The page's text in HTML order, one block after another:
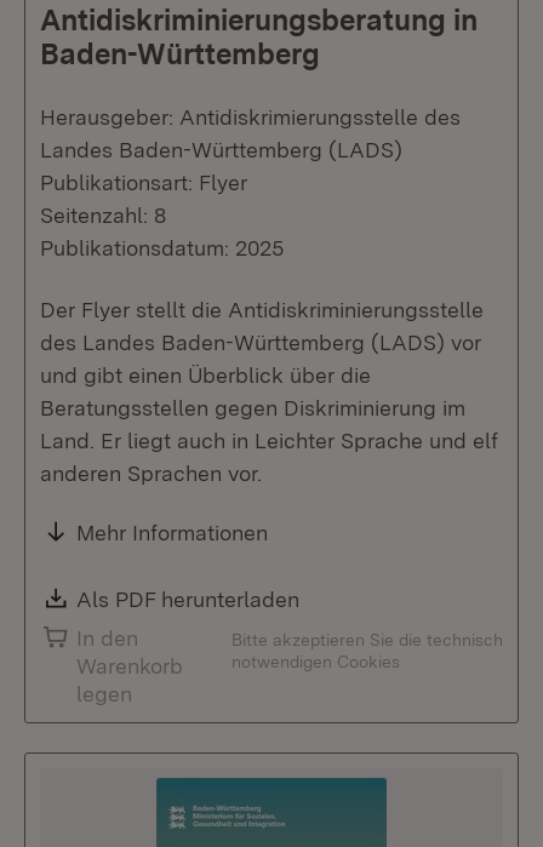
Antidiskriminierungsberatung in
Baden-Württemberg
Herausgeber: Antidiskrimierungsstelle des
Landes Baden-Württemberg (LADS)
Publikationsart: Flyer
Seitenzahl: 8
Publikationsdatum: 2025
Der Flyer stellt die Antidiskriminierungsstelle
des Landes Baden-Württemberg (LADS) vor
und gibt einen Überblick über die
Beratungsstellen gegen Diskriminierung im
Land. Er liegt auch in Leichter Sprache und elf
anderen Sprachen vor.
Mehr Informationen
Download:
Als PDF herunterladen
In den
Warenkorb
legen
Bitte akzeptieren Sie die technisch
notwendigen Cookies